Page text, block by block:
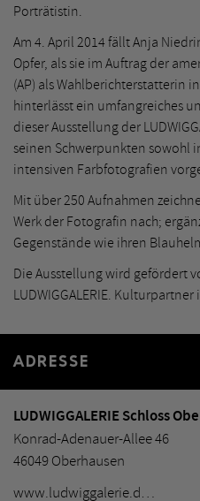
Porträtistin.
Am 4. April 2014 fällt Anja
Opfer, als sie im Auftrag der
(AP) als Wahlberichterstatterin
hinterlässt ein umfangreiches
dieser Ausstellung der
seinen Schwerpunkten sowohl
intensiven Farbfotografien
Mit über 250 Aufnahmen
Werk der Fotografin nach;
Gegenstände wie ihren
Die Ausstellung wird gefördert
LUDWIGGALERIE. Kulturpartner
ADRESSE
LUDWIGGALERIE Schloss
Konrad-Adenauer-Allee 46
46049 Oberhausen
www.ludwiggalerie.d…